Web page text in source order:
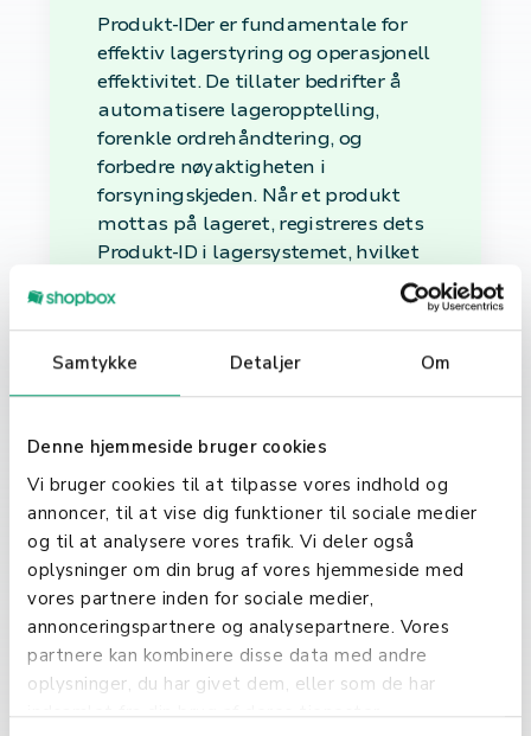
Samtykke Detaljer Om
Denne hjemmeside bruger cookies
Vi bruger cookies til at tilpasse vores indhold og
annoncer, til at vise dig funktioner til sociale medier
og til at analysere vores trafik. Vi deler også
oplysninger om din brug af vores hjemmeside med
vores partnere inden for sociale medier,
annonceringspartnere og analysepartnere. Vores
partnere kan kombinere disse data med andre
oplysninger, du har givet dem, eller som de har
Produkt-IDer er fundamentale for
effektiv lagerstyring og operasjonell
effektivitet. De tillater bedrifter å
automatisere lageropptelling,
forenkle ordrehåndtering, og
forbedre nøyaktigheten i
forsyningskjeden. Når et produkt
mottas på lageret, registreres dets
Produkt-ID i lagersystemet, hvilket
gjør det enkelt å lokalisere og spore
produktets bevegelser internt.
Hvorfor er Produkt-ID
Viktig?
Bruken av Produkt-IDer bidrar til å
redusere menneskelige feil, øker
hastigheten på varehåndtering og
forbedrer kundetilfredsheten ved å
sikre at de riktige produktene
leveres til riktig tid. I tillegg
muliggjør Produkt-ID detaljert
dataanalyse, som kan avsløre
innsikter i salgstrender, lagerbehov,